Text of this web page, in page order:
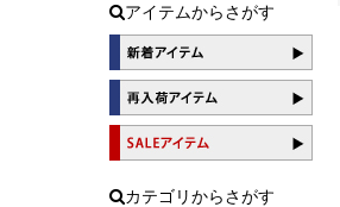
アイテムからさがす
カテゴリからさがす